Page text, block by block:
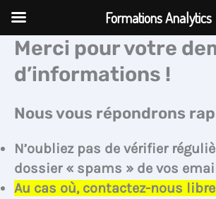
Aller
contenu
Merci pour votre
d’informations !
Nous vous répondrons
N’oubliez pas de vérifier
dossier « spams » de vos
Au cas où, contactez-nous
Formations Analytics